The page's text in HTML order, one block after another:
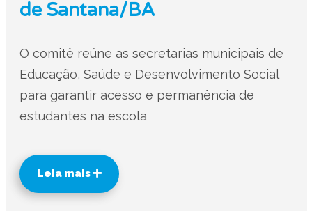
de Santana/BA
O comitê reúne as secretarias municipais de
Educação, Saúde e Desenvolvimento Social
para garantir acesso e permanência de
estudantes na escola
Leia mais